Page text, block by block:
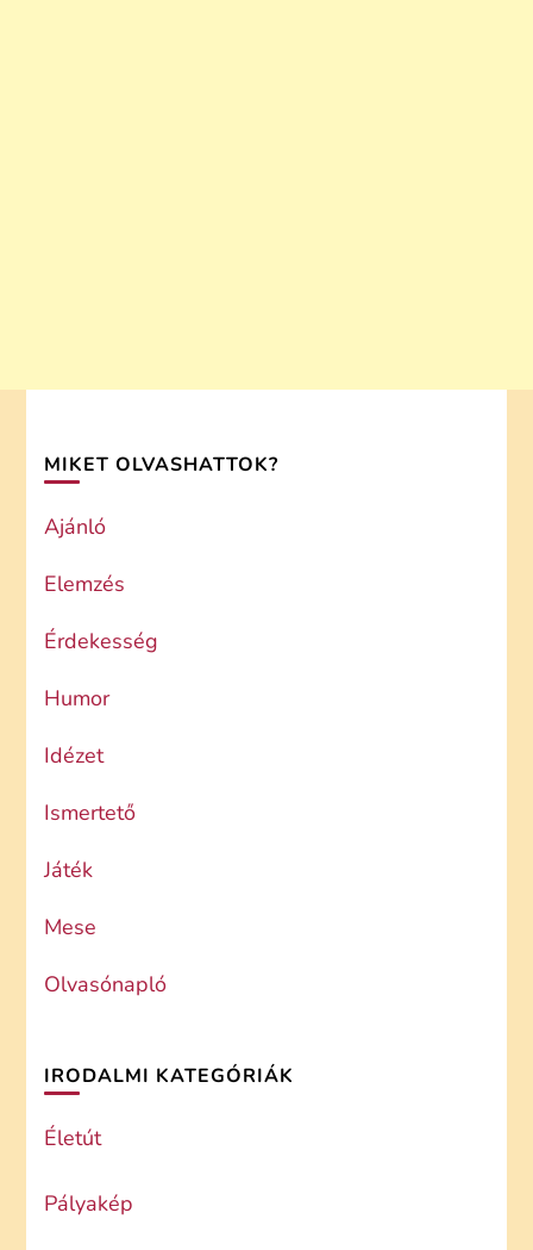
MIKET OLVASHATTOK?
Ajánló
Elemzés
Érdekesség
Humor
Idézet
Ismertető
Játék
Mese
Olvasónapló
IRODALMI KATEGÓRIÁK
Életút
Pályakép